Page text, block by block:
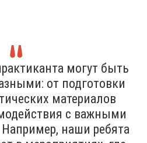
могут быть
от подготовки
материалов
с важными
наши ребята